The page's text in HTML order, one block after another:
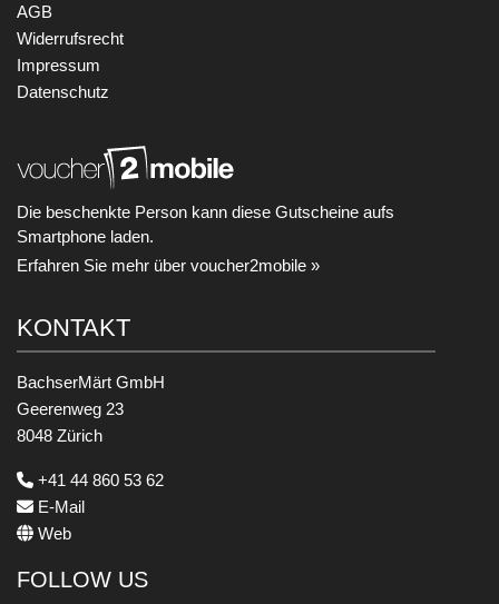
AGB
Widerrufsrecht
Impressum
Datenschutz
Die beschenkte Person kann diese Gutscheine aufs
Smartphone laden.
Erfahren Sie mehr über voucher2mobile »
KONTAKT
BachserMärt GmbH
Geerenweg 23
8048 Zürich
+41 44 860 53 62
E-Mail
Web
FOLLOW US